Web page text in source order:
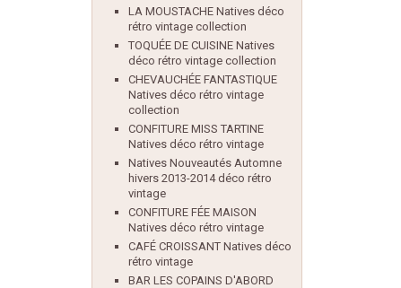
LA MOUSTACHE Natives déco
rétro vintage collection
TOQUÉE DE CUISINE Natives
déco rétro vintage collection
CHEVAUCHÉE FANTASTIQUE
Natives déco rétro vintage
collection
CONFITURE MISS TARTINE
Natives déco rétro vintage
Natives Nouveautés Automne
hivers 2013-2014 déco rétro
vintage
CONFITURE FÉE MAISON
Natives déco rétro vintage
CAFÉ CROISSANT Natives déco
rétro vintage
BAR LES COPAINS D'ABORD